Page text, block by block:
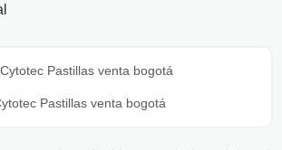
Pastillas venta bogotá